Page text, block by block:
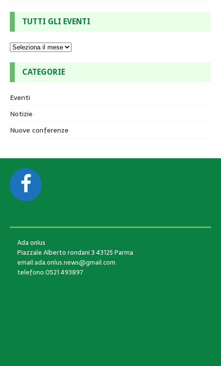
TUTTI GLI EVENTI
CATEGORIE
Eventi
Notizie
Nuove conferenze
Ada onlus
Piazzale Alberto rondani 3 43125 Parma
email:ada.onlus.news@gmail.com
telefono:0521 493897